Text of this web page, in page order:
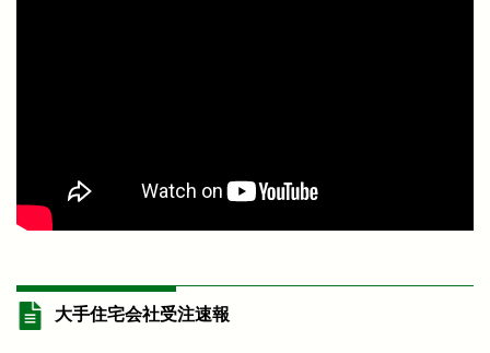
大手住宅会社受注速報